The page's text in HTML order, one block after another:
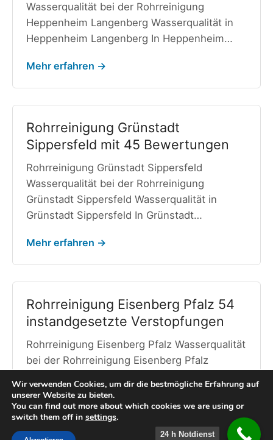
Wasserqualität bei der Rohrreinigung
Heppenheim Langenberg Wasserqualität in
Heppenheim Langenberg In Heppenheim…
Mehr erfahren →
Rohrreinigung Grünstadt
Sippersfeld mit 45 Bewertungen
Rohrreinigung Grünstadt Sippersfeld
Wasserqualität bei der Rohrreinigung
Grünstadt Sippersfeld Wasserqualität in
Grünstadt Sippersfeld In Grünstadt…
Mehr erfahren →
Rohrreinigung Eisenberg Pfalz 54
instandgesetzte Verstopfungen
Rohrreinigung Eisenberg Pfalz Wasserqualität
bei der Rohrreinigung Eisenberg Pfalz
Eisenberg…
Mehr erfahren →
Wir verwenden Cookies, um dir die bestmögliche Erfahrung auf
unserer Website zu bieten.
You can find out more about which cookies we are using or
switch them off in settings.
24 h Notdienst